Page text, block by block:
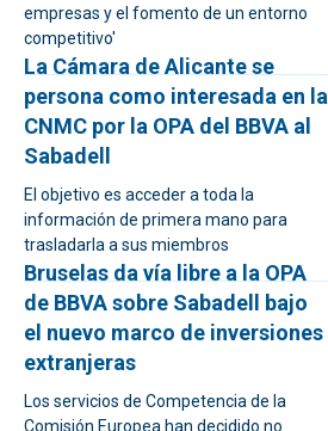
empresas y el fomento de un entorno
competitivo'
La Cámara de Alicante se
persona como interesada en la
CNMC por la OPA del BBVA al
Sabadell
El objetivo es acceder a toda la
información de primera mano para
trasladarla a sus miembros
Bruselas da vía libre a la OPA
de BBVA sobre Sabadell bajo
el nuevo marco de inversiones
extranjeras
Los servicios de Competencia de la
Comisión Europea han decidido no